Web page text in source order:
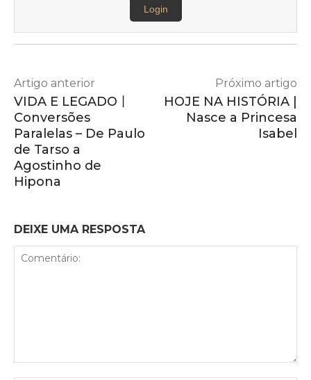
Login
Artigo anterior
VIDA E LEGADO丨
Conversões
Paralelas – De Paulo
de Tarso a
Agostinho de
Hipona
Próximo artigo
HOJE NA HISTÓRIA |
Nasce a Princesa
Isabel
DEIXE UMA RESPOSTA